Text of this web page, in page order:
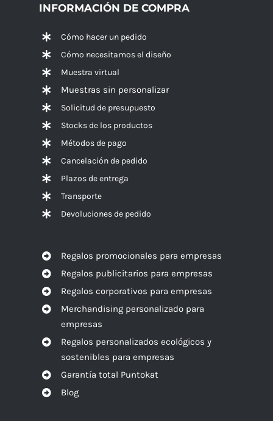
INFORMACIÓN DE COMPRA
Cómo hacer un pedido
Cómo necesitamos el diseño
Muestra virtual
Muestras sin personalizar
Solicitud de presupuesto
Stocks de los productos
Métodos de pago
Cancelación de pedido
Plazos de entrega
Transporte
Devoluciones de pedido
Regalos promocionales para empresas
Regalos publicitarios para empresas
Regalos corporativos para empresas
Merchandising personalizado para
empresas
Regalos personalizados ecológicos y
sostenibles para empresas
Garantía total Puntokat
Blog